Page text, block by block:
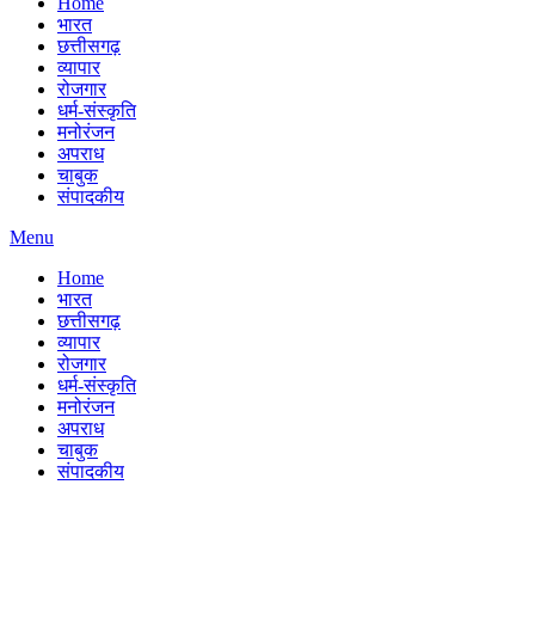
भारत
छत्तीसगढ़
व्यापार
रोजगार
धर्म-संस्कृति
मनोरंजन
अपराध
चाबुक
संपादकीय
Menu
Home
भारत
छत्तीसगढ़
व्यापार
रोजगार
धर्म-संस्कृति
मनोरंजन
अपराध
चाबुक
संपादकीय